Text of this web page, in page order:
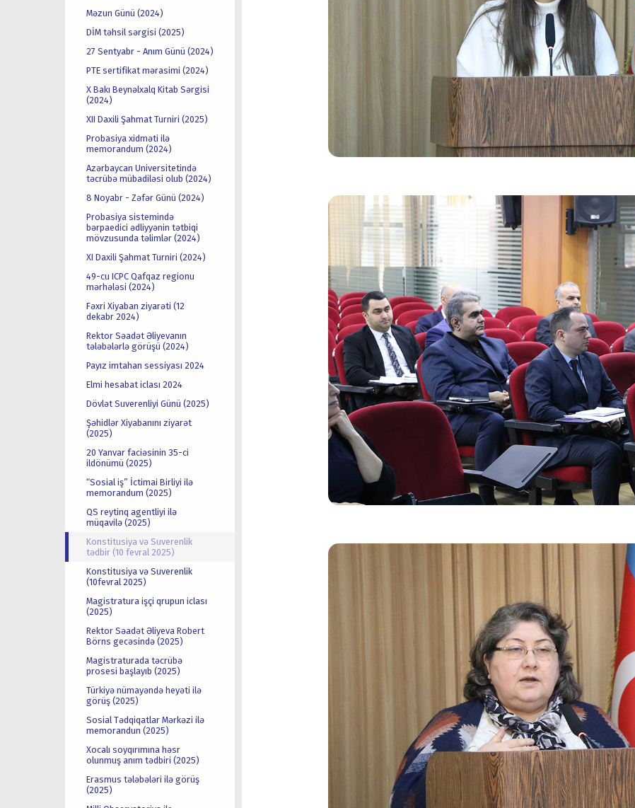
Məzun Günü (2024)
DİM təhsil sərgisi (2025)
27 Sentyabr - Anım Günü (2024)
PTE sertifikat mərasimi (2024)
X Bakı Beynəlxalq Kitab Sərgisi
(2024)
XII Daxili Şahmat Turniri (2025)
Probasiya xidməti ilə
memorandum (2024)
Azərbaycan Universitetində
təcrübə mübadiləsi olub (2024)
8 Noyabr - Zəfər Günü (2024)
Probasiya sistemində
bərpaedici ədliyyənin tətbiqi
mövzusunda təlimlər (2024)
XI Daxili Şahmat Turniri (2024)
49-cu ICPC Qafqaz regionu
mərhələsi (2024)
Fəxri Xiyaban ziyarəti (12
dekabr 2024)
Rektor Səadət Əliyevanın
tələbələrlə görüşü (2024)
Payız imtahan sessiyası 2024
Elmi hesabat iclası 2024
Dövlət Suverenliyi Günü (2025)
Şəhidlər Xiyabanını ziyarət
(2025)
20 Yanvar faciəsinin 35-ci
ildönümü (2025)
“Sosial iş” İctimai Birliyi ilə
memorandum (2025)
QS reytinq agentliyi ilə
müqavilə (2025)
Konstitusiya və Suverenlik
tədbir (10 fevral 2025)
Konstitusiya və Suverenlik
(10fevral 2025)
Magistratura işçi qrupun iclası
(2025)
Rektor Səadət Əliyeva Robert
Börns gecəsində (2025)
Magistraturada təcrübə
prosesi başlayıb (2025)
Türkiyə nümayəndə heyəti ilə
görüş (2025)
Sosial Tədqiqatlar Mərkəzi ilə
memorandun (2025)
Xocalı soyqırımına həsr
olunmuş anım tədbiri (2025)
Erasmus tələbələri ilə görüş
(2025)